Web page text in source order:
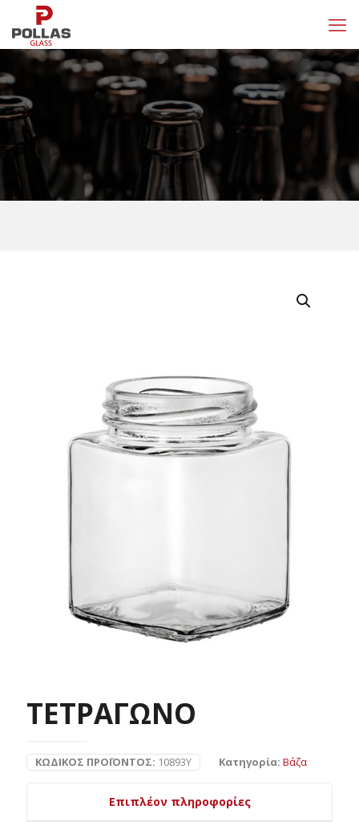
ΤΕΤΡΑΓΩΝΟ
ΚΩΔΙΚΌΣ ΠΡΟΪΌΝΤΟΣ: 10893Y Κατηγορία: Βάζα
Επιπλέον πληροφορίες